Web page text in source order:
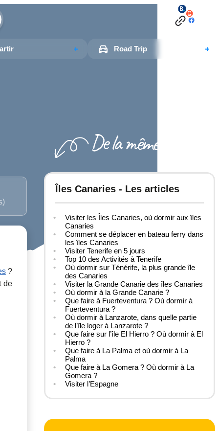
Road Trip
?
de
Îles Canaries - Les articles
Visiter les Îles Canaries, où dormir aux îles
Canaries
Comment se déplacer en bateau ferry dans
les îles Canaries
Visiter Tenerife en 5 jours
Top 10 des Activités à Tenerife
Où dormir sur Ténérife, la plus grande île
des Canaries
Visiter la Grande Canarie des îles Canaries
Où dormir à la Grande Canarie ?
Que faire à Fuerteventura ? Où dormir à
Fuerteventura ?
Où dormir à Lanzarote, dans quelle partie
de l’île loger à Lanzarote ?
Que faire sur l’île El Hierro ? Où dormir à El
Hierro ?
Que faire à La Palma et où dormir à La
Palma
Que faire à La Gomera ? Où dormir à La
Gomera ?
Visiter l’Espagne